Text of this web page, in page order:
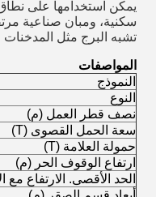
يمكن استخدامها على
سكنية، ومبان صناعية
تشبه البرج مثل المدخنات
المواصفات
النموذج
النوع
نصف قطر العمل (م)
سعة الحمل القصوى (T)
حمولة العلامة (T)
ارتفاع الوقوف الحر (م)
الحد الأقصى. الارتفاع مع